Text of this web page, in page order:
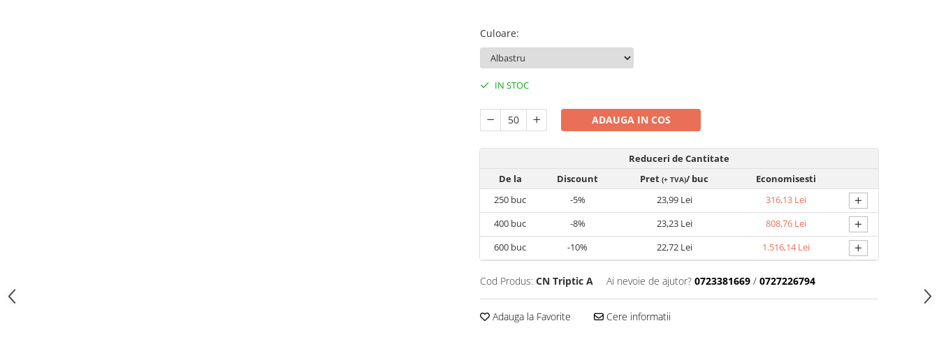
Accesorii Haine de lucru
Culoare:
IN STOC
ADAUGA IN COS
Reduceri de Cantitate
De la
Discount Pret (+ TVA)/ buc
Economisesti
250 buc -5% 23,99 Lei 316,13 Lei +
400 buc -8% 23,23 Lei 808,76 Lei +
600 buc -10% 22,72 Lei 1.516,14 Lei +
Cod Produs: CN Triptic A Ai nevoie de ajutor? 0723381669 / 0727226794
Adauga la Favorite Cere informatii